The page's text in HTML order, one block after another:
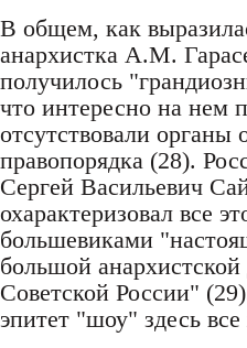
В общем, как
анархистка А.М.
получилось
что интересно на нем
отсутствовали органы
правопорядка (28).
Сергей Васильевич
охарактеризовал все
большевиками
большой
Советской России"
эпитет "шоу" здесь